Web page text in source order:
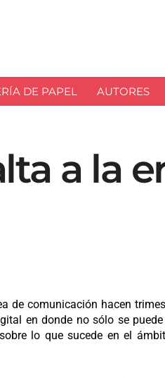
DE PAPEL AUTORES
a la
de comunicación hacen
en donde no sólo se
lo que sucede en el